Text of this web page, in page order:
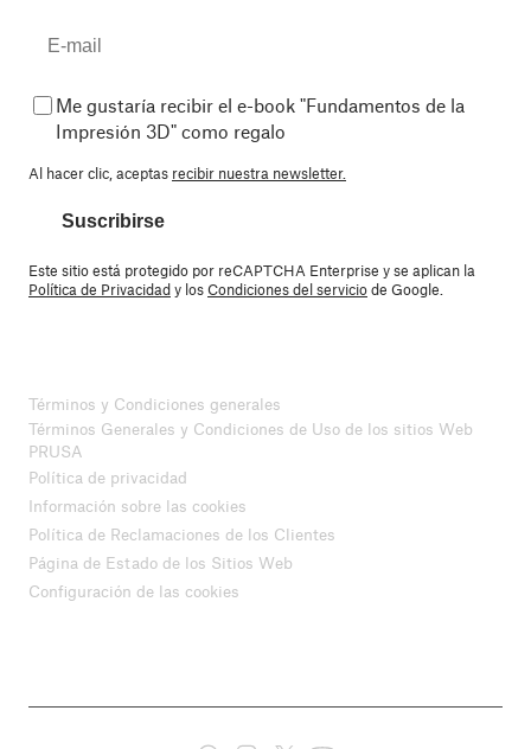
Me gustaría recibir el e-book "Fundamentos de la
Impresión 3D" como regalo
Al hacer clic, aceptas recibir nuestra newsletter.
Suscribirse
Este sitio está protegido por reCAPTCHA Enterprise y se aplican la
Política de Privacidady losCondiciones del serviciode Google.
Términos y Condiciones generales
Términos Generales y Condiciones de Uso de los sitios Web
PRUSA
Política de privacidad
Información sobre las cookies
Política de Reclamaciones de los Clientes
Página de Estado de los Sitios Web
Configuración de las cookies